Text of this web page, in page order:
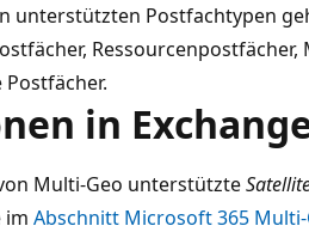
unterstützten Postfachtypen
Ressourcenpostfächer,
in
Multi-Geo unterstützte
im Abschnitt Microsoft 365